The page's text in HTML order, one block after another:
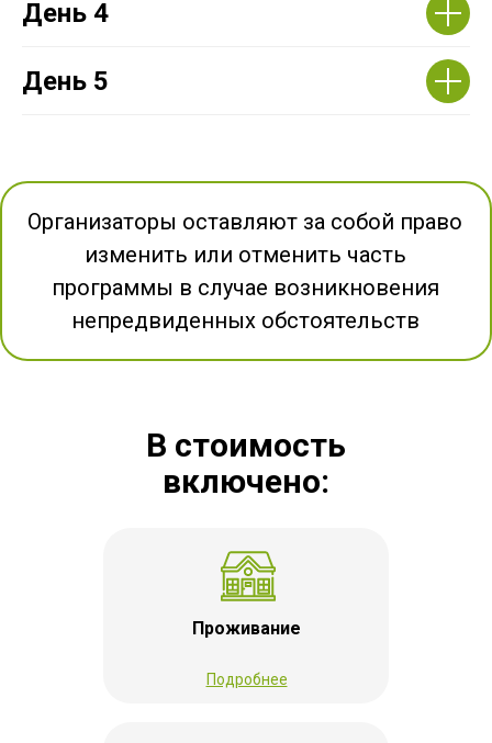
День 4
День 5
Организаторы оставляют за собой право
изменить или отменить часть
программы в случае возникновения
непредвиденных обстоятельств
В стоимость
включено:
Проживание
Подробнее